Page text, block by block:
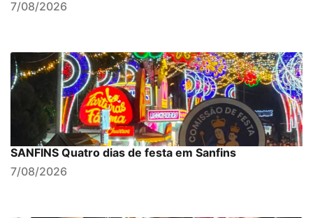
7/08/2026
SANFINS Quatro dias de festa em Sanfins
7/08/2026